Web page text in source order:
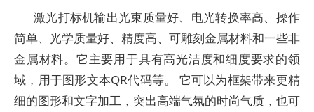
激光打标机输出光束质量好、电光转换率高、操作
简单、光学质量好、精度高、可雕刻金属材料和一些非
金属材料。它主要用于具有高光洁度和细度要求的领
域，用于图形文本QR代码等。 它可以为框架带来更精
细的图形和文字加工，突出高端气氛的时尚气质，也可